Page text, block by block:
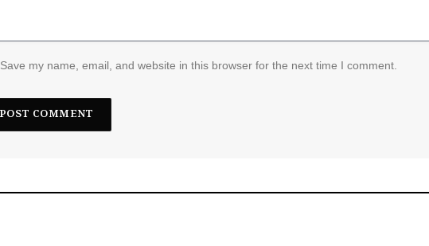
Save my name, email, and website in this browser for the next time I comment.